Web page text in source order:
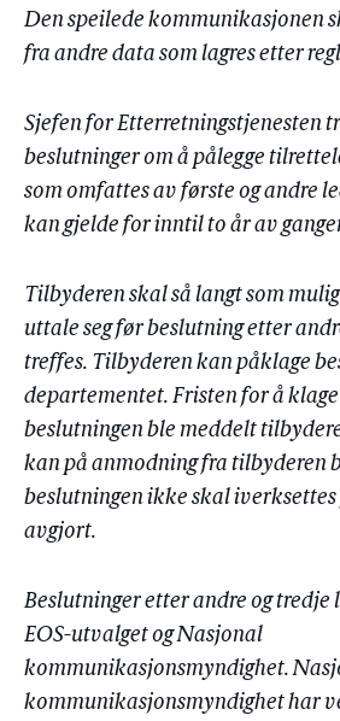
Den speilede kommunikasjonen
fra andre data som lagres etter
Sjefen for Etterretningstjenesten
beslutninger om å pålegge
som omfattes av første og andre
kan gjelde for inntil to år av
Tilbyderen skal så langt som
uttale seg før beslutning etter
treffes. Tilbyderen kan påklage
departementet. Fristen for å
beslutningen ble meddelt
kan på anmodning fra tilbyderen
beslutningen ikke skal
avgjort.
Beslutninger etter andre og tredje
EOS-utvalget og Nasjonal
kommunikasjonsmyndighet.
kommunikasjonsmyndighet har